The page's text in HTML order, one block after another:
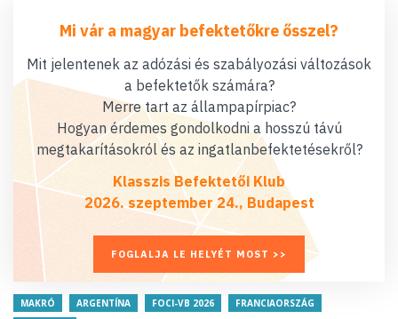
Mi vár a magyar befektetőkre ősszel?
Mit jelentenek az adózási és szabályozási változások
a befektetők számára?
Merre tart az állampapírpiac?
Hogyan érdemes gondolkodni a hosszú távú
megtakarításokról és az ingatlanbefektetésekről?
Klasszis Befektetői Klub
2026. szeptember 24., Budapest
FOGLALJA LE HELYÉT MOST >>
MAKRÓ ARGENTÍNA FOCI-VB 2026
FRANCIAORSZÁG